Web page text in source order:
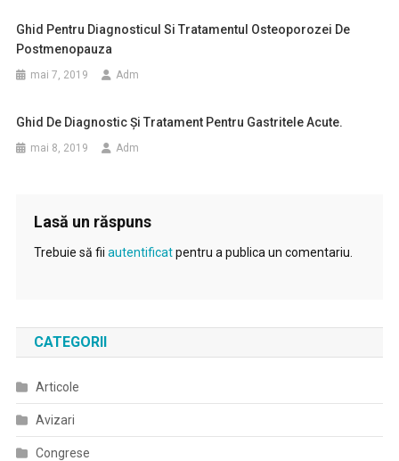
Ghid Pentru Diagnosticul Si Tratamentul Osteoporozei De
Postmenopauza
mai 7, 2019 Adm
Ghid De Diagnostic Şi Tratament Pentru Gastritele Acute.
mai 8, 2019 Adm
Lasă un răspuns
Trebuie să fii autentificatpentru a publica un comentariu.
CATEGORII
Articole
Avizari
Congrese